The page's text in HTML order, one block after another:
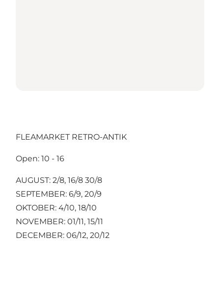
FLEAMARKET RETRO-ANTIK
Open: 10 - 16
AUGUST: 2/8, 16/8 30/8
SEPTEMBER: 6/9, 20/9
OKTOBER: 4/10, 18/10
NOVEMBER: 01/11, 15/11
DECEMBER: 06/12, 20/12